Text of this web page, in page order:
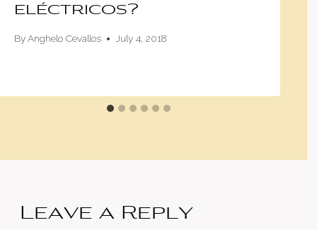
eléctricos?
ByAnghelo Cevallos July 4, 2018
Leave a Reply